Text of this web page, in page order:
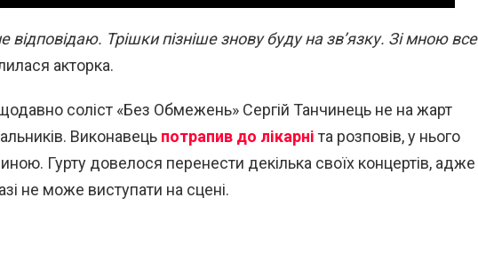
відповідаю. Трішки пізніше знову буду на зв’язку. Зі мною все
акторка.
соліст «Без Обмежень» Сергій Танчинець не на жарт
Виконавець потрапив до лікарніта розповів, у нього
Гурту довелося перенести декілька своїх концертів, адже
не може виступати на сцені.